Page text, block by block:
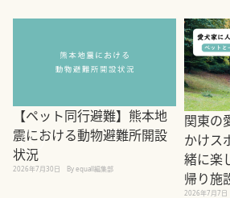
【ペット同行避難】熊本地
震における動物避難所開設
状況
2026年7月30日 By equall編集部
関東の
かけス
緒に楽
帰り施
2026年7月7日